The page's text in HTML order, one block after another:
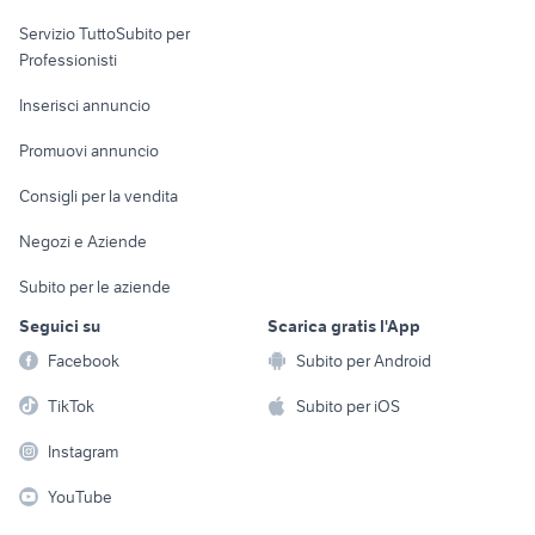
Informatica
Console e
Fotografia
Telefonia
Biciclette
Servizio TuttoSubito per
Professionisti
Inserisci annuncio
Promuovi annuncio
Consigli per la vendita
Negozi e Aziende
Subito per le aziende
Seguici su
Facebook
TikTok
Instagram
YouTube
Scarica gratis l'App
Subito per Android
Subito per iOS